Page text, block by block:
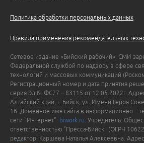
Политика обработки персональных данных
Правила применения рекомендательных
Сетевое издание «Бийский рабочий». СМИ
Федеральной службой по надзору в сфере
технологий и массовых коммуникаций
Регистрационный номер и дата принятия
серия Эл № ФС77 – 83115 от 12.05.2022г.
Алтайский край, г. Бийск, ул. Имени Героя
16. Доменное имя сайта в информационно –
сети "Интернет": biwork.ru . Учредитель:
ответственностью "Пресса-Бийск" (ОГРН
редактор: Каршева Наталья Алексеевна.